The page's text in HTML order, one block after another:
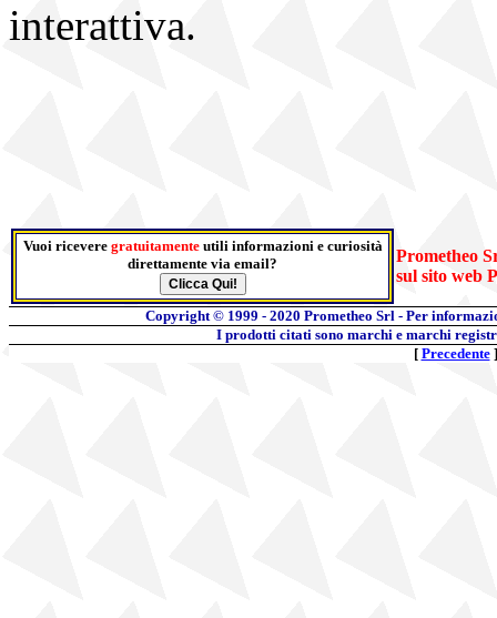
interattiva.
Vuoi ricevere gratuitamenteutili informazioni e curiosità
direttamente via email?
Prometheo
sul sito web
Copyright © 1999 - 2020 Prometheo Srl - Per
I prodotti citati sono marchi e marchi
[ Precedente]